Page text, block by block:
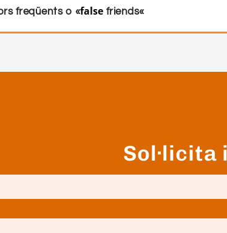
freqüents o «false friends«